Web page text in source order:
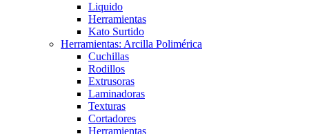
Liquido
Herramientas
Kato Surtido
Herramientas: Arcilla Polimérica
Cuchillas
Rodillos
Extrusoras
Laminadoras
Texturas
Cortadores
Herramientas